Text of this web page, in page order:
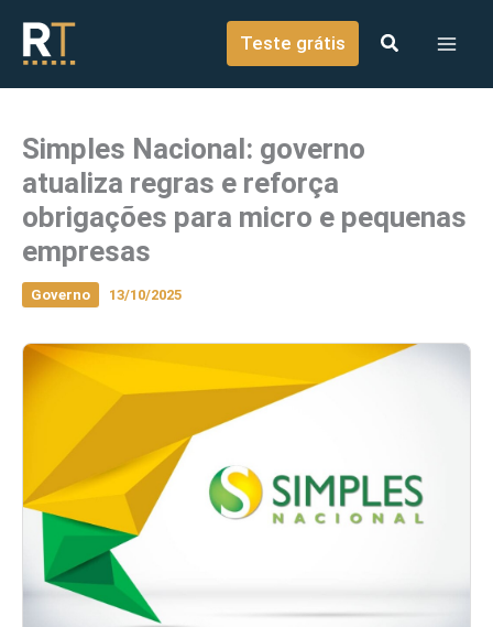
conteúdo
Teste grátis
Simples Nacional: governo
atualiza regras e reforça
obrigações para micro e pequenas
empresas
Governo 13/10/2025